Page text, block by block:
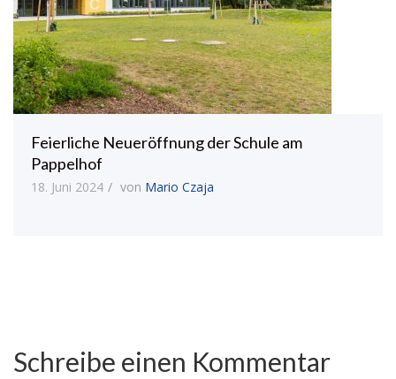
Feierliche Neueröffnung der Schule am
Pappelhof
18. Juni 2024 von Mario Czaja
Schreibe einen Kommentar